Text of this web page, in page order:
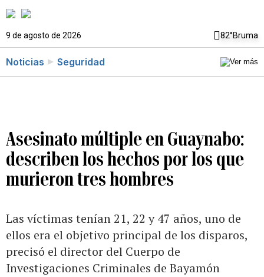
9 de agosto de 2026 82°Bruma
Noticias Seguridad
Asesinato múltiple en Guaynabo:
describen los hechos por los que
murieron tres hombres
Las víctimas tenían 21, 22 y 47 años, uno de
ellos era el objetivo principal de los disparos,
precisó el director del Cuerpo de
Investigaciones Criminales de Bayamón